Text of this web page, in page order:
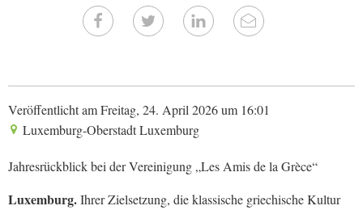
Veröffentlicht am Freitag, 24. April 2026 um 16:01
Luxemburg-Oberstadt Luxemburg
Jahresrückblick bei der Vereinigung „Les Amis de la Grèce“
Luxemburg.Ihrer Zielsetzung, die klassische griechische Kultur